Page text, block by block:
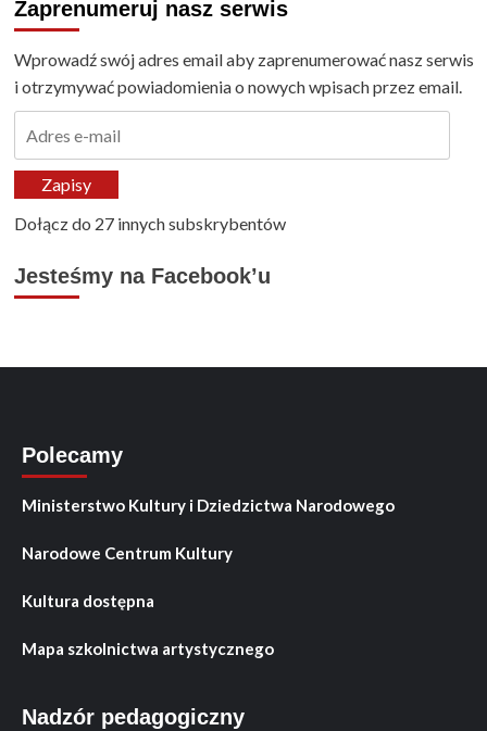
Zaprenumeruj nasz serwis
Wprowadź swój adres email aby zaprenumerować nasz serwis
i otrzymywać powiadomienia o nowych wpisach przez email.
mailZapisy
Dołącz do 27 innych subskrybentów
Jesteśmy na Facebook’u
Polecamy
Ministerstwo Kultury i Dziedzictwa Narodowego
Narodowe Centrum Kultury
Kultura dostępna
Mapa szkolnictwa artystycznego
Nadzór pedagogiczny